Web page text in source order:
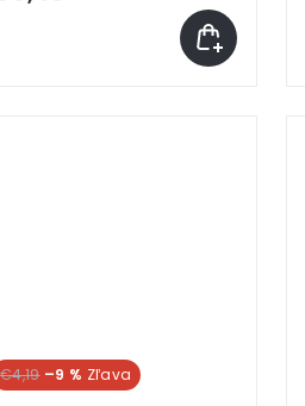
€4,19 –9 %